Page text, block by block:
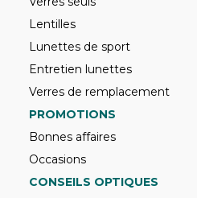
Lentilles
Lunettes de sport
Entretien lunettes
Verres de remplacement
PROMOTIONS
Bonnes affaires
Occasions
CONSEILS OPTIQUES